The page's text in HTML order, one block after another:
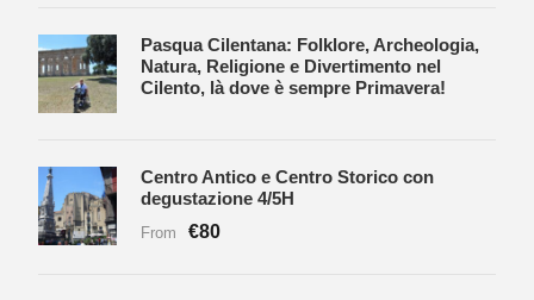
Pasqua Cilentana: Folklore, Archeologia,
Natura, Religione e Divertimento nel
Cilento, là dove è sempre Primavera!
Centro Antico e Centro Storico con
degustazione 4/5H
From €80